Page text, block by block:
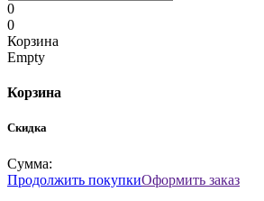
0
0
Корзина
Empty
Корзина
Скидка
Сумма:
Продолжить покупкиОформить заказ